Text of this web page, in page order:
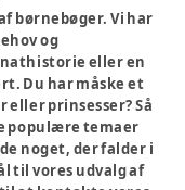
børnebøger. Vi har
og
eller en
Du har måske et
prinsesser? Så
populære temaer
noget, der falder i
til vores udvalg af